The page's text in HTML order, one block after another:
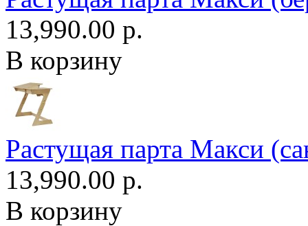
13,990.00 р.
В корзину
Растущая парта Макси
13,990.00 р.
В корзину